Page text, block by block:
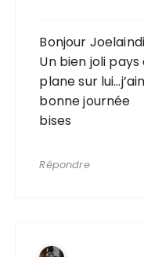
Bonjour
Un bien joli
plane sur
bonne journée
bises
Répondre